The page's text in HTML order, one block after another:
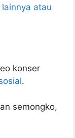
atau
konser
.
semongko,